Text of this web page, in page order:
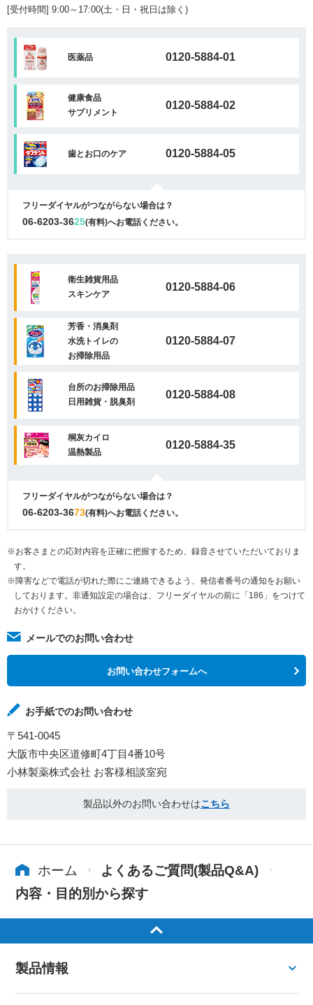
[受付時間] 9:00～17:00(土・日・祝日は除く)
医薬品 0120-5884-01
健康食品
サプリメント
0120-5884-02
歯とお口のケア 0120-5884-05
フリーダイヤルがつながらない場合は？
06-6203-3625(有料)へお電話ください。
衛生雑貨用品
スキンケア
0120-5884-06
芳香・消臭剤
水洗トイレの
お掃除用品
0120-5884-07
台所のお掃除用品
日用雑貨・脱臭剤
0120-5884-08
桐灰カイロ
温熱製品
0120-5884-35
フリーダイヤルがつながらない場合は？
06-6203-3673(有料)へお電話ください。
※お客さまとの応対内容を正確に把握するため、録音させていただいておりま
す。
※障害などで電話が切れた際にご連絡できるよう、発信者番号の通知をお願い
しております。非通知設定の場合は、フリーダイヤルの前に「186」をつけて
おかけください。
メールでのお問い合わせ
お問い合わせフォームへ
お手紙でのお問い合わせ
〒541-0045
大阪市中央区道修町4丁目4番10号
小林製薬株式会社 お客様相談室宛
製品以外のお問い合わせはこちら
ホーム
よくあるご質問(製品Q&A)
内容・目的別から探す
製品情報